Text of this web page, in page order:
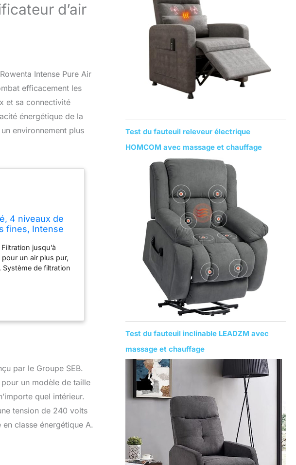
d’air
Intense Pure Air
efficacement les
et sa connectivité
énergétique de la
environnement plus
4 niveaux de
fines, Intense
jusqu’à
un air plus pur,
de filtration
le moment de la
maison. Panneau
qualité de l'air à
: 10 ans.
par le Groupe SEB.
un modèle de taille
quel intérieur.
tension de 240 volts
classe énergétique A.
Test du fauteuil releveur électrique
HOMCOM avec massage et chauffage
Test du fauteuil inclinable LEADZM avec
massage et chauffage